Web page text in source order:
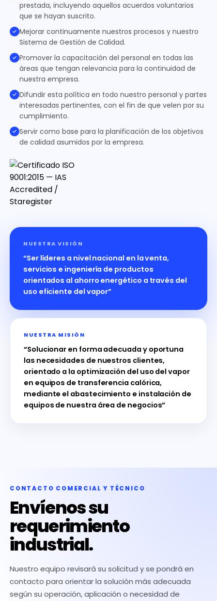
prestada, incluyendo aquellos acuerdos voluntarios
que se hayan suscrito.
Mejorar continuamente nuestros procesos y nuestro
Sistema de Gestión de Calidad.
Promover la capacitación del personal en todas las
áreas que tengan relevancia para la continuidad de
nuestra empresa.
Difundir esta política en todo nuestro personal y partes
interesadas pertinentes, con el fin de que velen por su
cumplimiento.
Servir como base para la planificación de los objetivos
de calidad asumidos por la empresa.
NUESTRA VISIÓN
“Ser líderes a nivel nacional en la venta,
servicios e ingeniería de productos
orientados al ahorro energético a través del
uso eficiente del vapor”
NUESTRA MISIÓN
“Solucionar en forma adecuada y oportuna
las necesidades de nuestros clientes,
orientado a la optimización del uso del vapor
en equipos de transferencia calórica,
mediante el abastecimiento e instalación de
equipos de nuestra área de negocios”
CONTACTO COMERCIAL Y TÉCNICO
Envíenos su
requerimiento
industrial.
Nuestro equipo revisará su solicitud y se pondrá en
contacto para orientar la solución más adecuada
según su operación, aplicación o necesidad de